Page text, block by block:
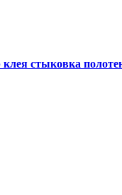
клея стыковка